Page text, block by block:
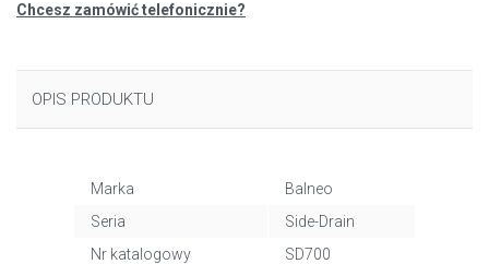
Chcesz zamówić telefonicznie?
OPIS PRODUKTU
Marka
Balneo
Seria
Side-Drain
Nr katalogowy
SD700